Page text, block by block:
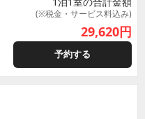
(※税金・サービス料込み)
29,620円
予約する